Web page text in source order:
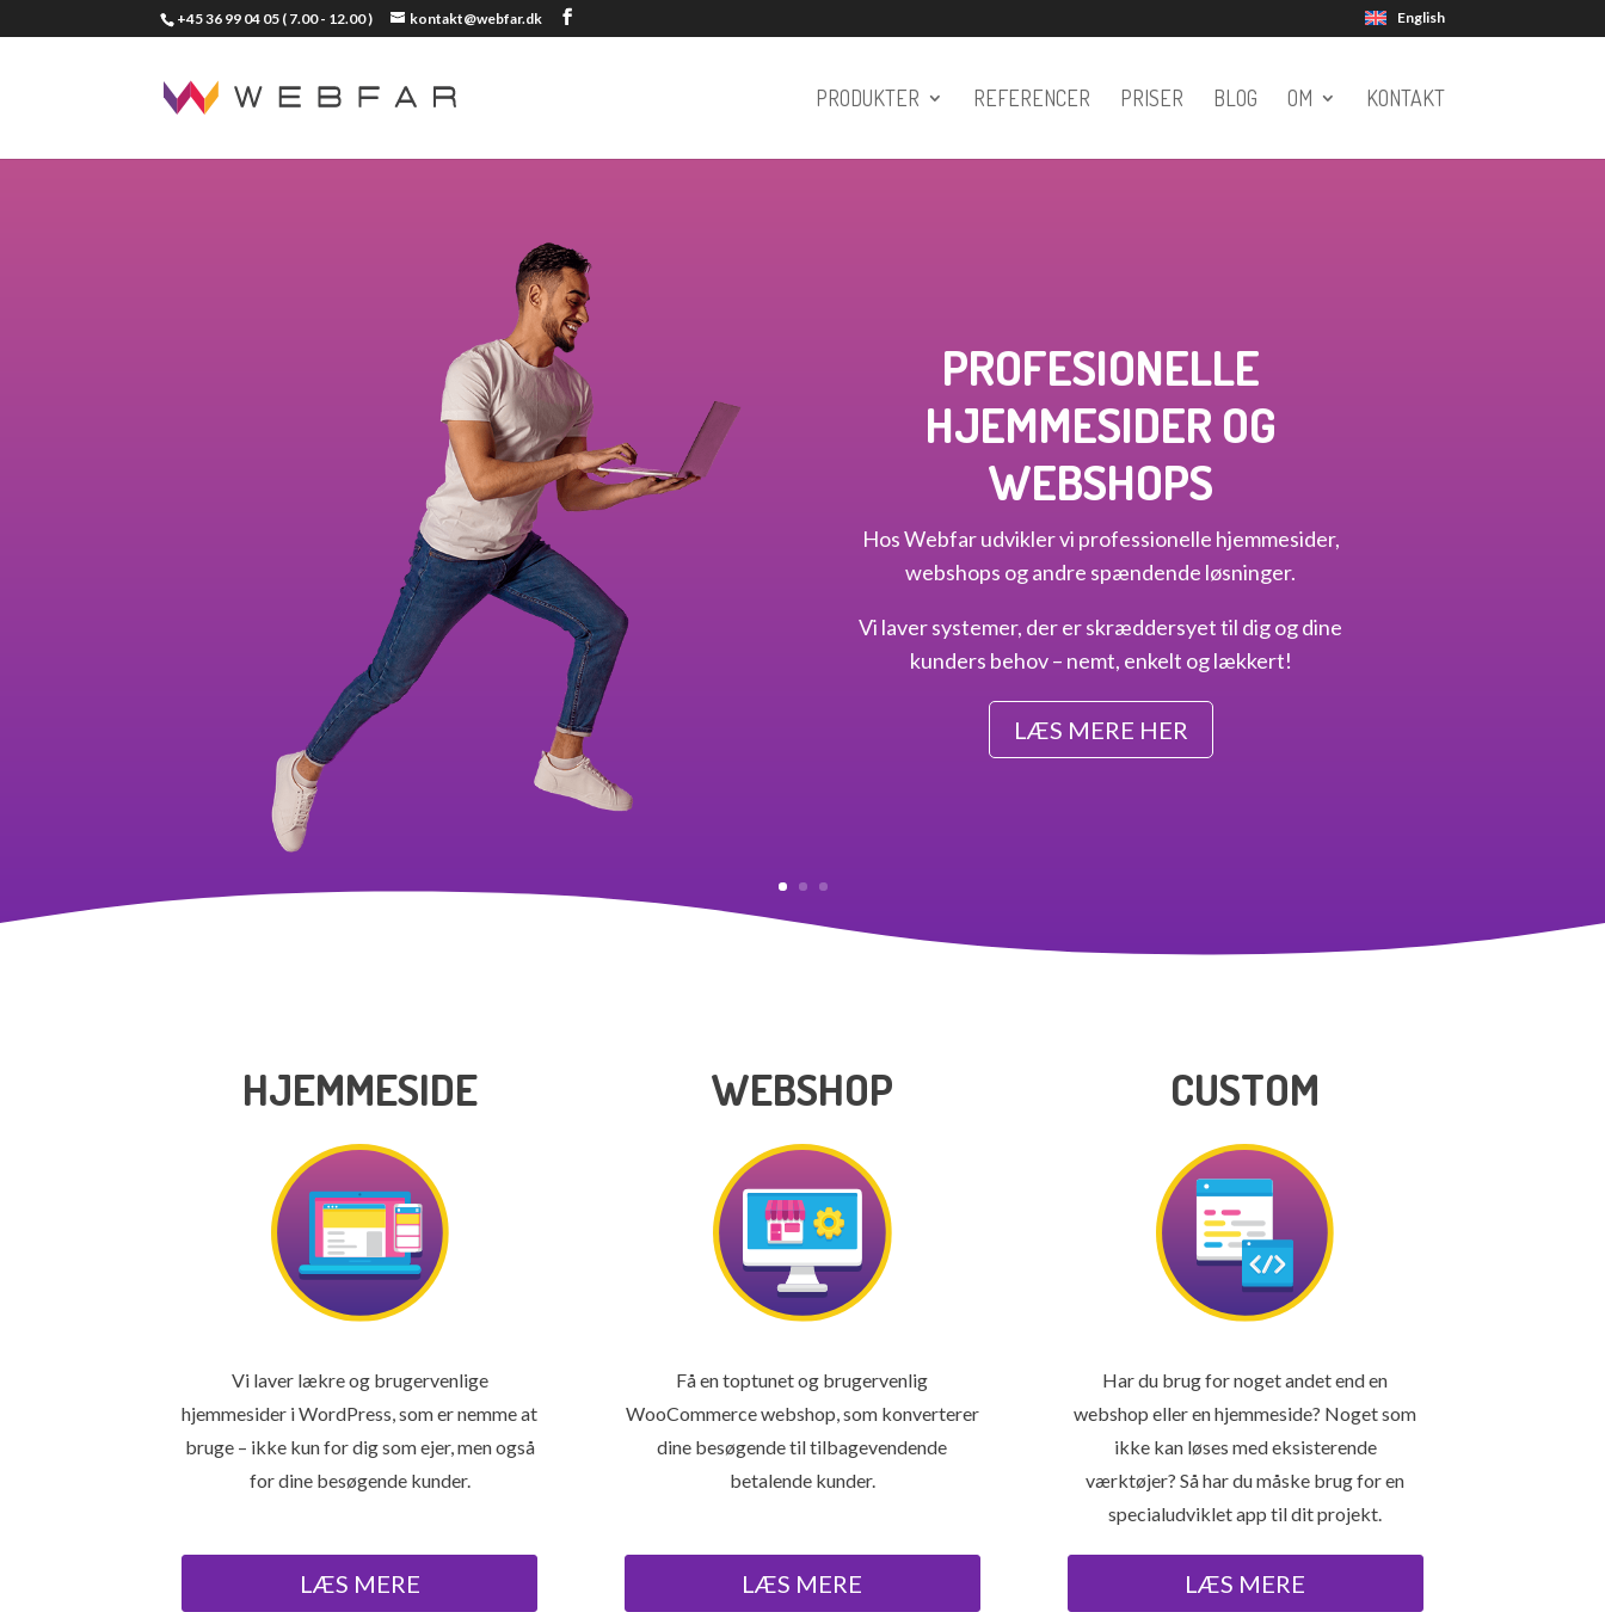
+45 36 99 04 05 ( 7.00 - 12.00 ) kontakt@webfar.dk English
PRODUKTER REFERENCER PRISER BLOG OM KONTAKT
PROFESIONELLE
HJEMMESIDER OG
WEBSHOPS
Hos Webfar udvikler vi professionelle hjemmesider,
webshops og andre spændende løsninger.
Vi laver systemer, der er skræddersyet til dig og dine
kunders behov – nemt, enkelt og lækkert!
LÆS MERE HER
HJEMMESIDE
Vi laver lækre og brugervenlige
hjemmesider i WordPress, som er nemme at
bruge – ikke kun for dig som ejer, men også
for dine besøgende kunder.
LÆS MERE
WEBSHOP
Få en toptunet og brugervenlig
WooCommerce webshop, som konverterer
dine besøgende til tilbagevendende
betalende kunder.
LÆS MERE
CUSTOM
Har du brug for noget andet end en
webshop eller en hjemmeside? Noget som
ikke kan løses med eksisterende
værktøjer? Så har du måske brug for en
specialudviklet app til dit projekt.
LÆS MERE